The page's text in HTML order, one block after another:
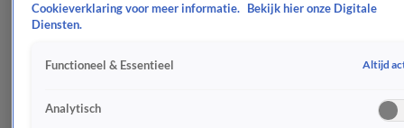
Cookieverklaring voor meer informatie.
Bekijk hier onze Digitale
Diensten.
Functioneel & Essentieel Altijd
Analytisch